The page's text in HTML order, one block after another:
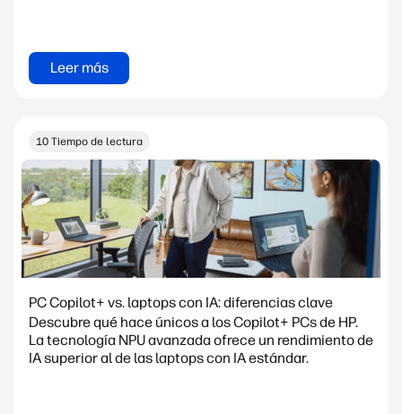
Leer más
10 Tiempo de lectura
PC Copilot+ vs. laptops con IA: diferencias clave
Descubre qué hace únicos a los Copilot+ PCs de HP.
La tecnología NPU avanzada ofrece un rendimiento de
IA superior al de las laptops con IA estándar.